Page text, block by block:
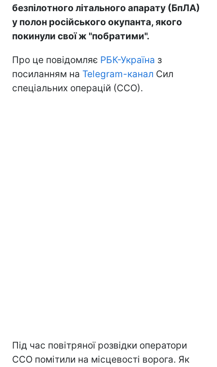
безпілотного літального апарату (БпЛА)
у полон російського окупанта, якого
покинули свої ж "побратими".
Про це повідомляє РБК-Україна з
посиланням на Telegram-канал Сил
спеціальних операцій (ССО).
Під час повітряної розвідки оператори
ССО помітили на місцевості ворога. Як